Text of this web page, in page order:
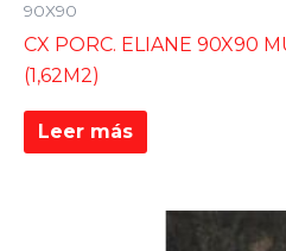
90X90
CX PORC. ELIANE 90X90
(1,62M2)
Leer más